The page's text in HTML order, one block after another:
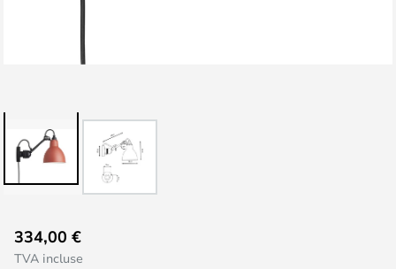
to
the
334,00 €
TVA incluse